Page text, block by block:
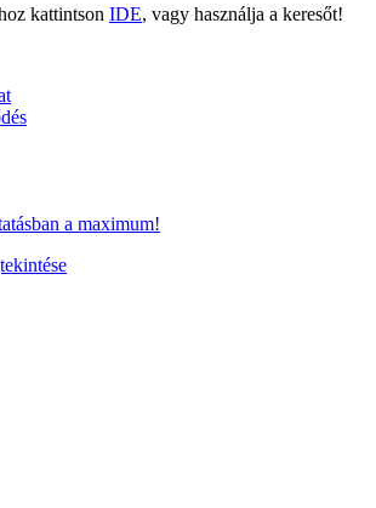
kattintson IDE, vagy használja a keresőt!